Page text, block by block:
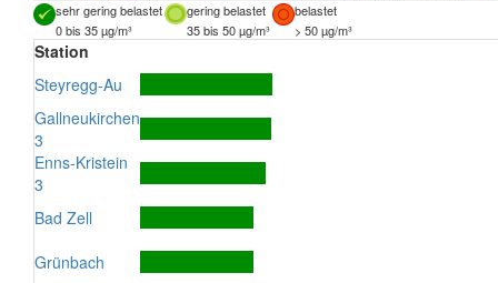
sehr gering belastet gering belastet
belastet
0 bis 35 µg/m³
35 bis 50 µg/m³ > 50 µg/m³
Station
Steyregg-Au
Gallneukirchen
3
Enns-Kristein
3
Bad Zell
Grünbach